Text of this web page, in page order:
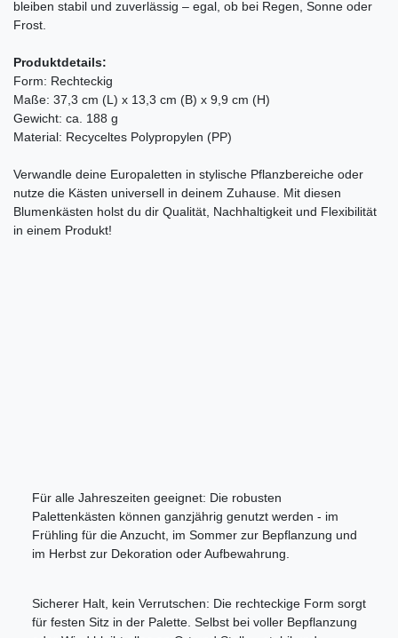
bleiben stabil und zuverlässig – egal, ob bei Regen, Sonne oder
Frost.
Produktdetails:
Form: Rechteckig
Maße: 37,3 cm (L) x 13,3 cm (B) x 9,9 cm (H)
Gewicht: ca. 188 g
Material: Recyceltes Polypropylen (PP)
Verwandle deine Europaletten in stylische Pflanzbereiche oder
nutze die Kästen universell in deinem Zuhause. Mit diesen
Blumenkästen holst du dir Qualität, Nachhaltigkeit und Flexibilität
in einem Produkt!
Für alle Jahreszeiten geeignet: Die robusten
Palettenkästen können ganzjährig genutzt werden - im
Frühling für die Anzucht, im Sommer zur Bepflanzung und
im Herbst zur Dekoration oder Aufbewahrung.
Sicherer Halt, kein Verrutschen: Die rechteckige Form sorgt
für festen Sitz in der Palette. Selbst bei voller Bepflanzung